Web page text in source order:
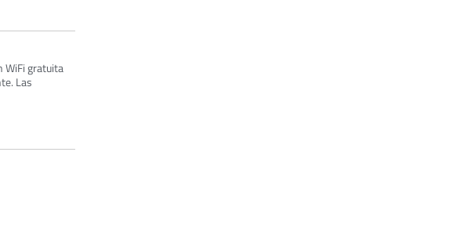
WiFi gratuita
Las